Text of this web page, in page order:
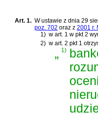
Art. 1. Wustawie z dnia 29
poz. 702 oraz z 2001 r.
1) w art. 1 w pkt 2
2) w art. 2 pkt 1
„1)